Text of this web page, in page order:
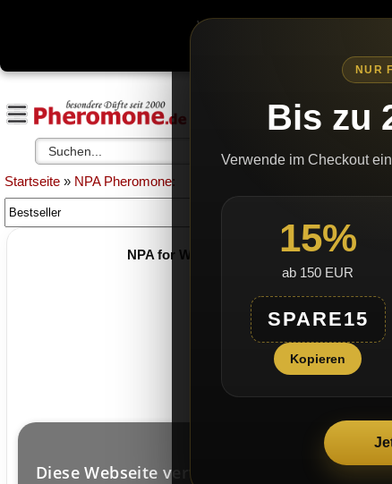
Wegen erhöhtem
Startseite » NPA Pheromone:
NPA for Women 5ml - New Phero Additive
NUR
Bis zu
Verwende im Checkout
15%
ab 150 EUR
SPARE15
Kopieren
Diese Webseite verwendet